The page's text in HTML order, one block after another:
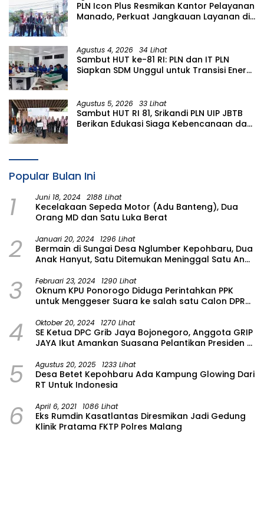
PLN Icon Plus Resmikan Kantor Pelayanan
Manado, Perkuat Jangkauan Layanan di
Agustus 4, 2026 34 Lihat
Sambut HUT ke-81 RI: PLN dan IT PLN
Siapkan SDM Unggul untuk Transisi Energi
Agustus 5, 2026 33 Lihat
Sambut HUT RI 81, Srikandi PLN UIP JBTB
Berikan Edukasi Siaga Kebencanaan dan
Popular Bulan Ini
1 Juni 18, 2024 2188 Lihat
Kecelakaan Sepeda Motor (Adu Banteng), Dua
Orang MD dan Satu Luka Berat
2 Januari 20, 2024 1296 Lihat
Bermain di Sungai Desa Nglumber Kepohbaru, Dua
Anak Hanyut, Satu Ditemukan Meninggal Satu Anak
3 Februari 23, 2024 1290 Lihat
Oknum KPU Ponorogo Diduga Perintahkan PPK
untuk Menggeser Suara ke salah satu Calon DPRD
4 Oktober 20, 2024 1270 Lihat
SE Ketua DPC Grib Jaya Bojonegoro, Anggota GRIP
JAYA Ikut Amankan Suasana Pelantikan Presiden di
5 Agustus 20, 2025 1233 Lihat
Desa Betet Kepohbaru Ada Kampung Glowing Dari
RT Untuk Indonesia
6 April 6, 2021 1086 Lihat
Eks Rumdin Kasatlantas Diresmikan Jadi Gedung
Klinik Pratama FKTP Polres Malang